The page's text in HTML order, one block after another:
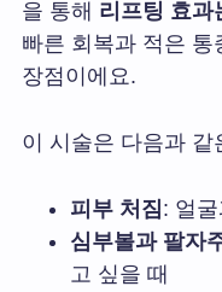
을 통해 리프팅 효과
빠른 회복과 적은
장점이에요.
이 시술은 다음과
피부 처짐 : 얼
심부볼과 팔자
고 싶을 때